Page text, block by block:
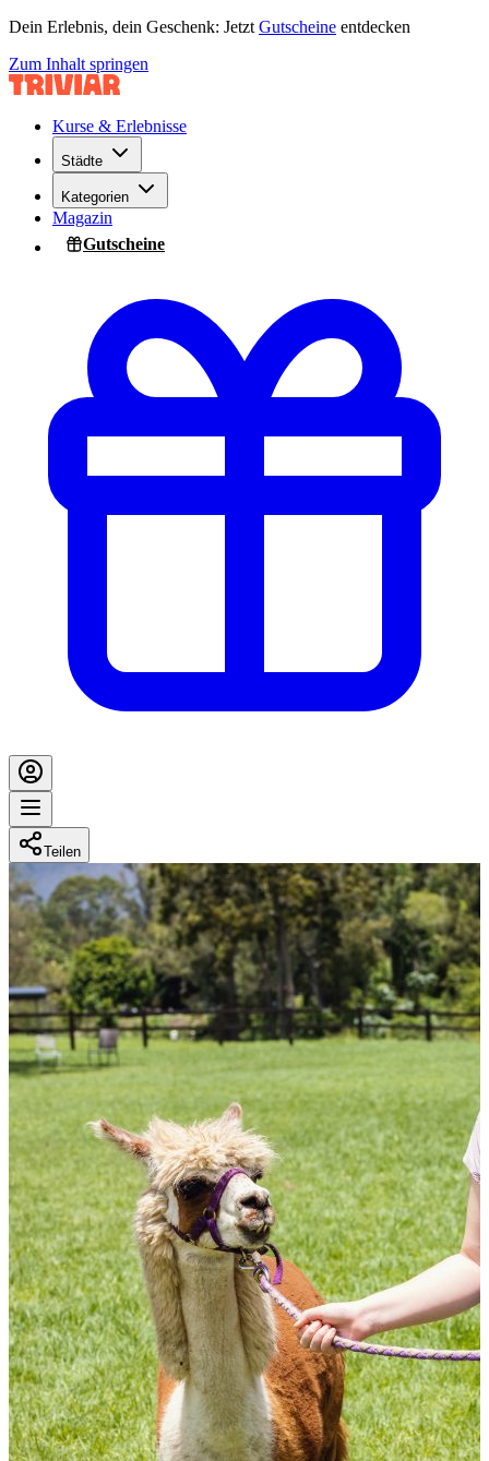
Dein Erlebnis, dein Geschenk: Jetzt Gutscheine entdecken
Zum Inhalt springen
Kurse & Erlebnisse
Städte
Kategorien
Magazin
Gutscheine
Teilen